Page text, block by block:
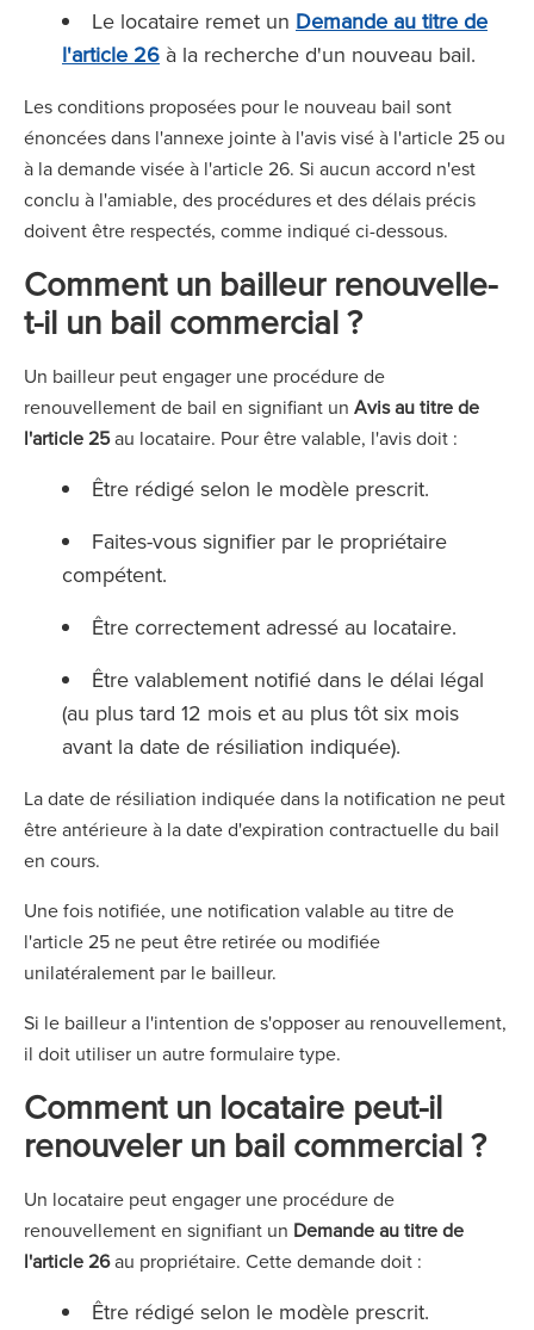
Le locataire remet un Demande au titre de
l'article 26 à la recherche d'un nouveau bail.
Les conditions proposées pour le nouveau bail sont
énoncées dans l'annexe jointe à l'avis visé à l'article 25 ou
à la demande visée à l'article 26. Si aucun accord n'est
conclu à l'amiable, des procédures et des délais précis
doivent être respectés, comme indiqué ci-dessous.
Comment un bailleur renouvelle-
t-il un bail commercial ?
Un bailleur peut engager une procédure de
renouvellement de bail en signifiant un Avis au titre de
l'article 25au locataire. Pour être valable, l'avis doit :
Être rédigé selon le modèle prescrit.
Faites-vous signifier par le propriétaire
compétent.
Être correctement adressé au locataire.
Être valablement notifié dans le délai légal
(au plus tard 12 mois et au plus tôt six mois
avant la date de résiliation indiquée).
La date de résiliation indiquée dans la notification ne peut
être antérieure à la date d'expiration contractuelle du bail
en cours.
Une fois notifiée, une notification valable au titre de
l'article 25 ne peut être retirée ou modifiée
unilatéralement par le bailleur.
Si le bailleur a l'intention de s'opposer au renouvellement,
il doit utiliser un autre formulaire type.
Comment un locataire peut-il
renouveler un bail commercial ?
Un locataire peut engager une procédure de
renouvellement en signifiant un Demande au titre de
l'article 26au propriétaire. Cette demande doit :
Être rédigé selon le modèle prescrit.